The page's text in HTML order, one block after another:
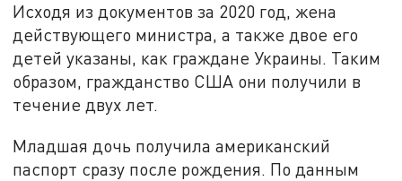
Исходя из документов за 2020 год, жена
действующего министра, а также двое его
детей указаны, как граждане Украины. Таким
образом, гражданство США они получили в
течение двух лет.
Младшая дочь получила американский
паспорт сразу после рождения. По данным